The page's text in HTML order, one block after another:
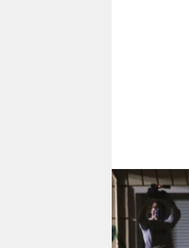
berlin
nord
wahrheit